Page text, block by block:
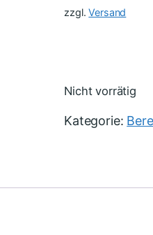
zzgl.Versand
Nicht vorrätig
Kategorie: